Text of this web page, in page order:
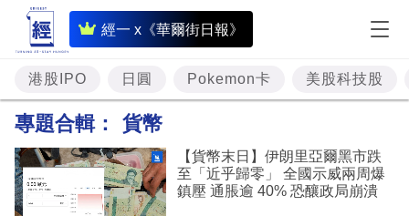
經一 x《華爾街日報》
即
時
財
經
題
投
港股IPO 日圓 Pokemon卡 美股科技股
專題合輯： 貨幣
【貨幣末日】伊朗里亞爾黑市跌
至「近乎歸零」 全國示威兩周爆
鎮壓 通脹逾 40% 恐釀政局崩潰